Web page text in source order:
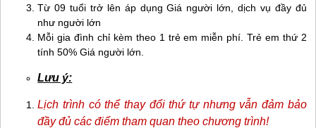
Từ 09 tuổi trở lên áp dụng Giá người lớn, dịch vụ đầy đủ
như người lớn
Mỗi gia đình chỉ kèm theo 1 trẻ em miễn phí. Trẻ em thứ 2
tính 50% Giá người lớn.
Lưu ý:
Lịch trình có thể thay đổi thứ tự nhưng vẫn đảm bảo
đầy đủ các điểm tham quan theo chương trình!